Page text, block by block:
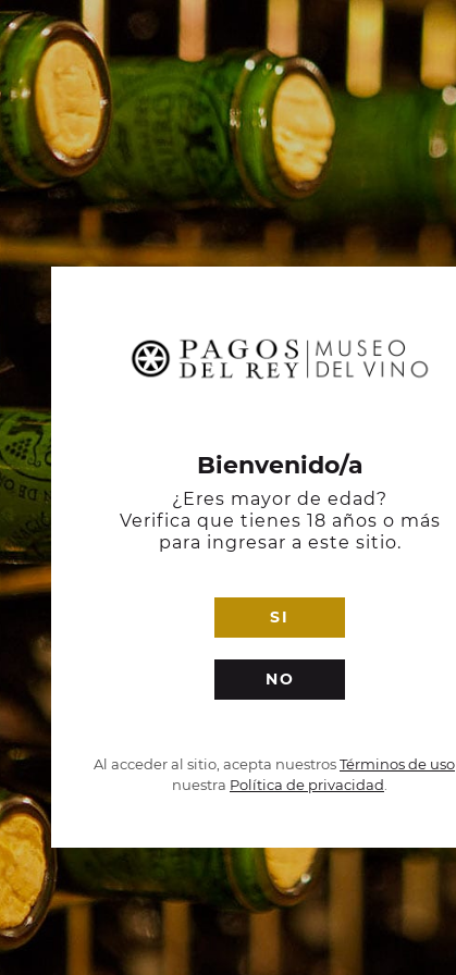
Bienvenido/a
¿Eres mayor de edad?
Verifica que tienes 18 años o más
para ingresar a este sitio.
SI
NO
Al acceder al sitio, acepta nuestrosTérminos de uso
nuestra Política de privacidad